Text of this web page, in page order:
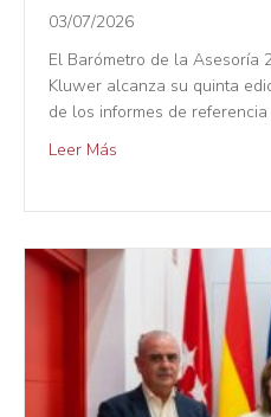
03/07/2026
El Barómetro de la Asesoría
Kluwer alcanza su quinta
de los informes de
Leer Más